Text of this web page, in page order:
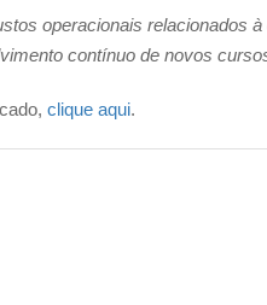
operacionais relacionados
contínuo de novos
clique aqui.